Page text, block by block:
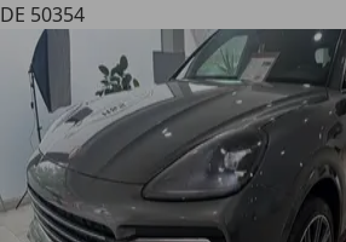
DE 50354